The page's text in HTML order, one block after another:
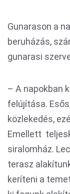
Gunarason a
beruházás,
gunarasi
– A napokban
felújítása.
közlekedés,
Emellett
siralomház.
terasz
keríteni a